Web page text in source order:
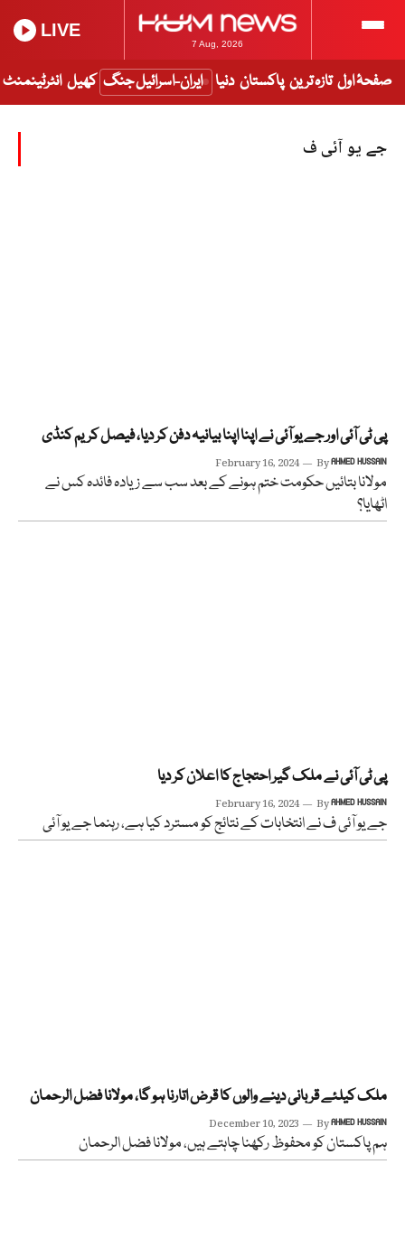
7 Aug, 2026
LIVE
صفحۂ اول تازہ ترین پاکستان دنیا ایران-اسرائیل جنگ کھیل انٹرٹینمنٹ
جے یو آئی ف
پی ٹی آئی اور جے یو آئی نے اپنا اپنا بیانیہ دفن کر دیا، فیصل کریم کنڈی
February 16, 2024 ByAHMED HUSSAIN
مولانا بتائیں حکومت ختم ہونے کے بعد سب سے زیادہ فائدہ کس نے
اٹھایا؟
پی ٹی آئی نے ملک گیر احتجاج کا اعلان کر دیا
February 16, 2024 ByAHMED HUSSAIN
جے یو آئی ف نے انتخابات کے نتائج کو مسترد کیا ہے، رہنما جے یو آئی
ملک کیلئے قربانی دینے والوں کا قرض اتارنا ہو گا، مولانا فضل الرحمان
December 10, 2023 ByAHMED HUSSAIN
ہم پاکستان کو محفوظ رکھنا چاہتے ہیں، مولانا فضل الرحمان